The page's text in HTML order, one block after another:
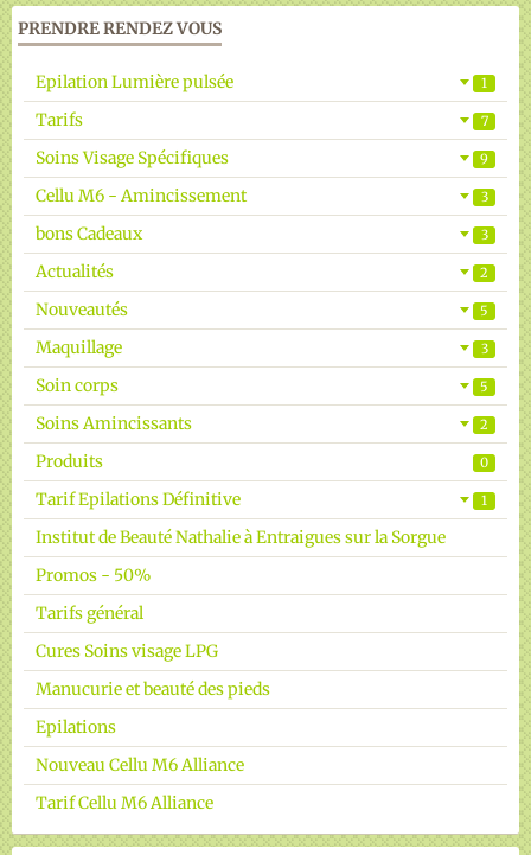
Galerie vidéos
Epilation Radicale
Réserver un Rendez Vous
PRENDRE RENDEZ VOUS
Epilation Lumière pulsée 1
Tarifs 7
Soins Visage Spécifiques 9
Cellu M6 - Amincissement 3
bons Cadeaux 3
Actualités 2
Nouveautés 5
Maquillage 3
Soin corps 5
Soins Amincissants 2
Produits 0
Tarif Epilations Définitive 1
Institut de Beauté Nathalie à Entraigues sur la Sorgue
Promos - 50%
Tarifs général
Cures Soins visage LPG
Manucurie et beauté des pieds
Epilations
Nouveau Cellu M6 Alliance
Tarif Cellu M6 Alliance